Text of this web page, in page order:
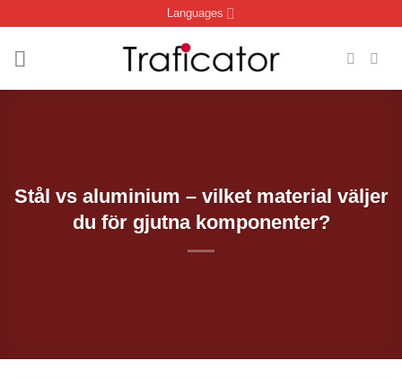
content
Languages
Stål vs aluminium – vilket material väljer
du för gjutna komponenter?